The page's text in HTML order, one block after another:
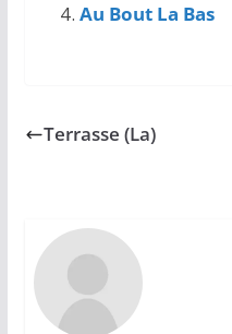
Au Bout La Bas
Terrasse (La)